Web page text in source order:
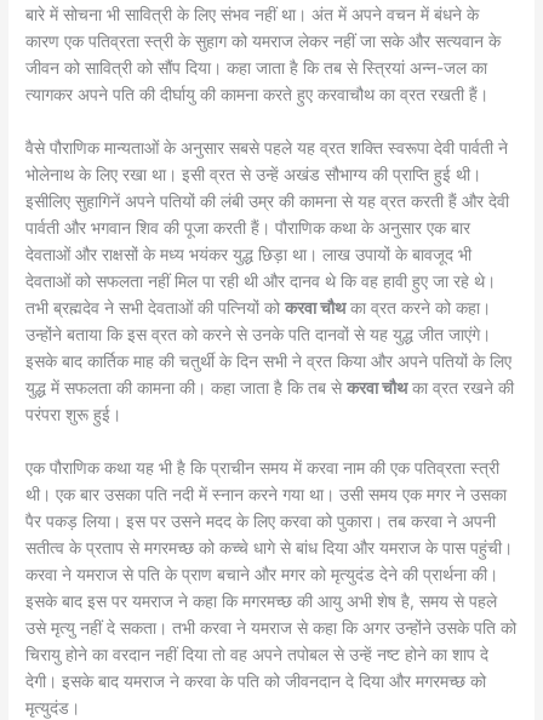
बारे में सोचना भी सावित्री के लिए संभव नहीं था। अंत में अपने वचन में बंधने के
कारण एक पतिव्रता स्त्री के सुहाग को यमराज लेकर नहीं जा सके और सत्यवान के
जीवन को सावित्री को सौंप दिया। कहा जाता है कि तब से स्त्रियां अन्न-जल का
त्यागकर अपने पति की दीर्घायु की कामना करते हुए करवाचौथ का व्रत रखती हैं।
वैसे पौराणिक मान्यताओं के अनुसार सबसे पहले यह व्रत शक्ति स्‍वरूपा देवी पार्वती ने
भोलेनाथ के लिए रखा था। इसी व्रत से उन्‍हें अखंड सौभाग्‍य की प्राप्ति हुई थी।
इसीलिए सुहागिनें अपने पतियों की लंबी उम्र की कामना से यह व्रत करती हैं और देवी
पार्वती और भगवान शिव की पूजा करती हैं। पौराणिक कथा के अनुसार एक बार
देवताओं और राक्षसों के मध्‍य भयंकर युद्ध छिड़ा था। लाख उपायों के बावजूद भी
देवताओं को सफलता नहीं मिल पा रही थी और दानव थे कि वह हावी हुए जा रहे थे।
तभी ब्रह्मदेव ने सभी देवताओं की पत्नियों कोकरवा चौथका व्रत करने को कहा।
उन्‍होंने बताया कि इस व्रत को करने से उनके पति दानवों से यह युद्ध जीत जाएंगे।
इसके बाद कार्तिक माह की चतुर्थी के दिन सभी ने व्रत किया और अपने पतियों के लिए
युद्ध में सफलता की कामना की। कहा जाता है कि तब सेकरवा चौथका व्रत रखने की
परंपरा शुरू हुई।
एक पौराणिक कथा यह भी है कि प्राचीन समय में करवा नाम की एक पतिव्रता स्‍त्री
थी। एक बार उसका पति नदी में स्‍नान करने गया था। उसी समय एक मगर ने उसका
पैर पकड़ लिया। इस पर उसने मदद के लिए करवा को पुकारा। तब करवा ने अपनी
सतीत्‍व के प्रताप से मगरमच्‍छ को कच्‍चे धागे से बांध दिया और यमराज के पास पहुंची।
करवा ने यमराज से पति के प्राण बचाने और मगर को मृत्‍युदंड देने की प्रार्थना की।
इसके बाद इस पर यमराज ने कहा कि मगरमच्छ की आयु अभी शेष है, समय से पहले
उसे मृत्‍यु नहीं दे सकता। तभी करवा ने यमराज से कहा कि अगर उन्‍होंने उसके पति को
चिरायु होने का वरदान नहीं दिया तो वह अपने तपोबल से उन्‍हें नष्‍ट होने का शाप दे
देगी। इसके बाद यमराज ने करवा के पति को जीवनदान दे दिया और मगरमच्‍छ को
मृत्‍युदंड।